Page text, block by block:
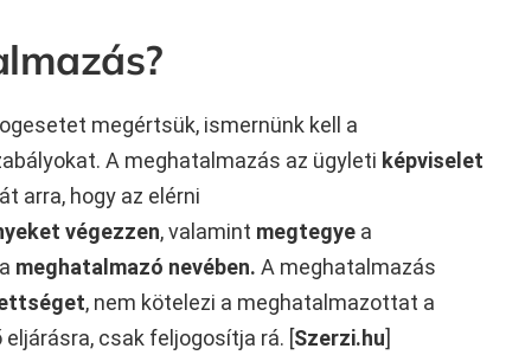
megértsük, ismernünk kell a
A meghatalmazás az ügyleti képviselet
arra, hogy az elérni
végezzen, valamint megtegye a
a meghatalmazó nevében. A meghatalmazás
, nem kötelezi a meghatalmazottat a
csak feljogosítja rá. [Szerzi.hu]